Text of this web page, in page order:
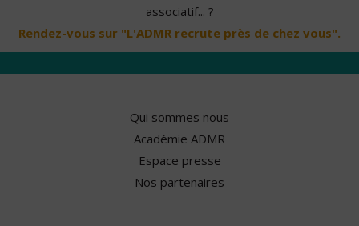
associatif... ?
Rendez-vous sur "L'ADMR recrute près de chez vous".
Qui sommes nous
Académie ADMR
Espace presse
Nos partenaires